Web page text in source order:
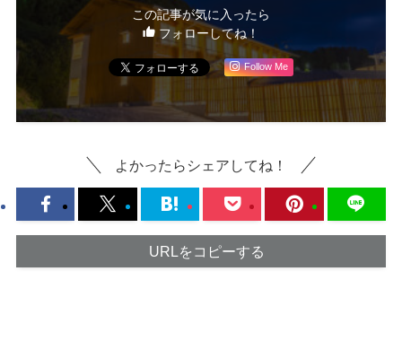
この記事が気に入ったら
フォローしてね！
Follow Me
よかったらシェアしてね！
URLをコピーする